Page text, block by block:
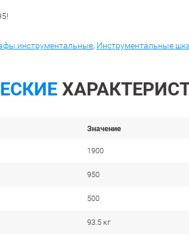
инструментальные, Инструментальные
Значение
1900
950
500
93.5 кг